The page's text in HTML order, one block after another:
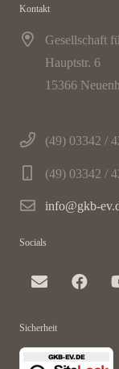
Kontakt
Gesellschaft
Hauptstr. 6
15366
(49) 03342 /
(49) 03342 /
info@gkb-
Socials
Sicherheit